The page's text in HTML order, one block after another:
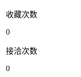
收藏次数
0
接洽次数
0